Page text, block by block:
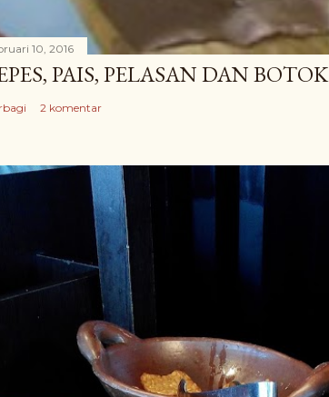
10, 2016
PAIS, PELASAN DAN BOTOK
2 komentar